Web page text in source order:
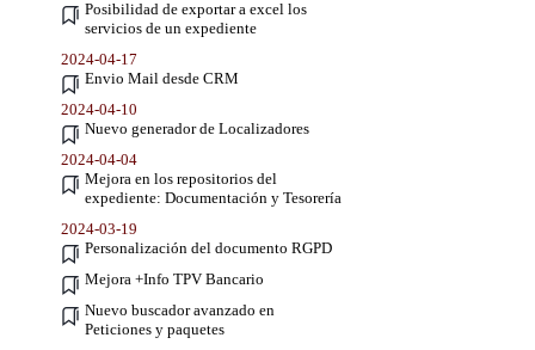
Posibilidad de exportar a excel los
servicios de un expediente
2024-04-17
Envio Mail desde CRM
2024-04-10
Nuevo generador de Localizadores
2024-04-04
Mejora en los repositorios del
expediente: Documentación y Tesorería
2024-03-19
Personalización del documento RGPD
Mejora +Info TPV Bancario
Nuevo buscador avanzado en
Peticiones y paquetes